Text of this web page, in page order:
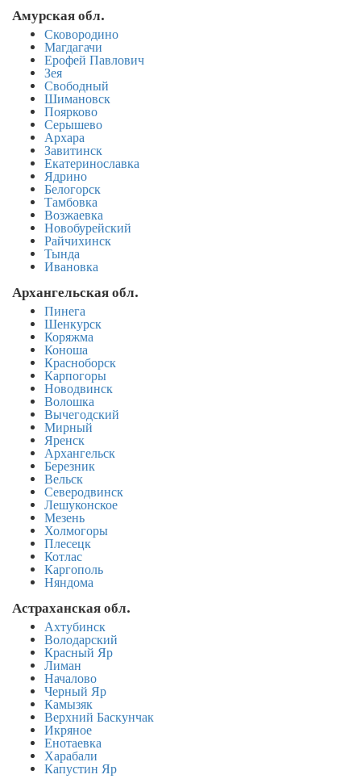
Амурская обл.
Сковородино
Магдагачи
Ерофей Павлович
Зея
Свободный
Шимановск
Поярково
Серышево
Архара
Завитинск
Екатеринославка
Ядрино
Белогорск
Тамбовка
Возжаевка
Новобурейский
Райчихинск
Тында
Ивановка
Архангельская обл.
Пинега
Шенкурск
Коряжма
Коноша
Красноборск
Карпогоры
Новодвинск
Волошка
Вычегодский
Мирный
Яренск
Архангельск
Березник
Вельск
Северодвинск
Лешуконское
Мезень
Холмогоры
Плесецк
Котлас
Каргополь
Няндома
Астраханская обл.
Ахтубинск
Володарский
Красный Яр
Лиман
Началово
Черный Яр
Камызяк
Верхний Баскунчак
Икряное
Енотаевка
Харабали
Капустин Яр